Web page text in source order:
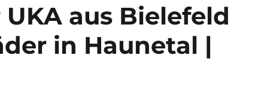
aus Bielefeld
in Haunetal |